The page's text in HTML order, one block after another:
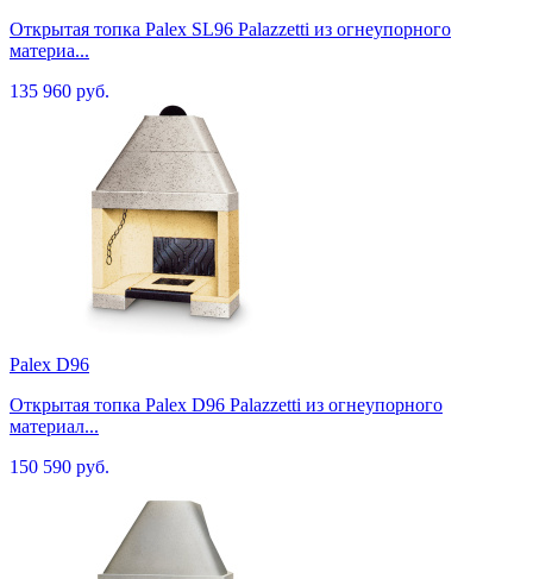
Открытая топка Palex SL96 Palazzetti из огнеупорного
материа...
135 960 руб.
Palex D96
Открытая топка Palex D96 Palazzetti из огнеупорного
материал...
150 590 руб.